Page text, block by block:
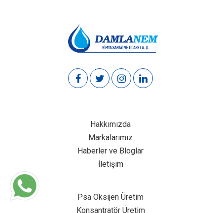
Hakkımızda
Markalarımız
Haberler ve Bloglar
İletişim
Psa Oksijen Üretim
Konsantratör Üretim